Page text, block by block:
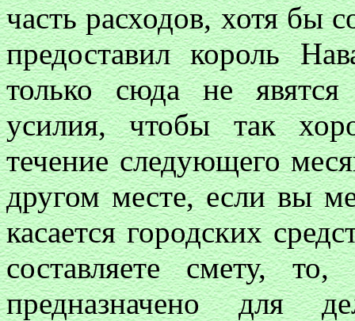
часть расходов, хотя бы
предоставил король
только сюда не
усилия, чтобы так
течение следующего
другом месте, если вы
касается городских
составляете смету,
предназначено для